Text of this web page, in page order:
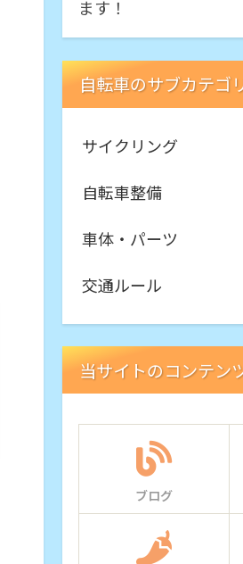
ます！
自転車のサブカテゴ
サイクリング
自転車整備
車体・パーツ
交通ルール
当サイトのコンテン
ブログ